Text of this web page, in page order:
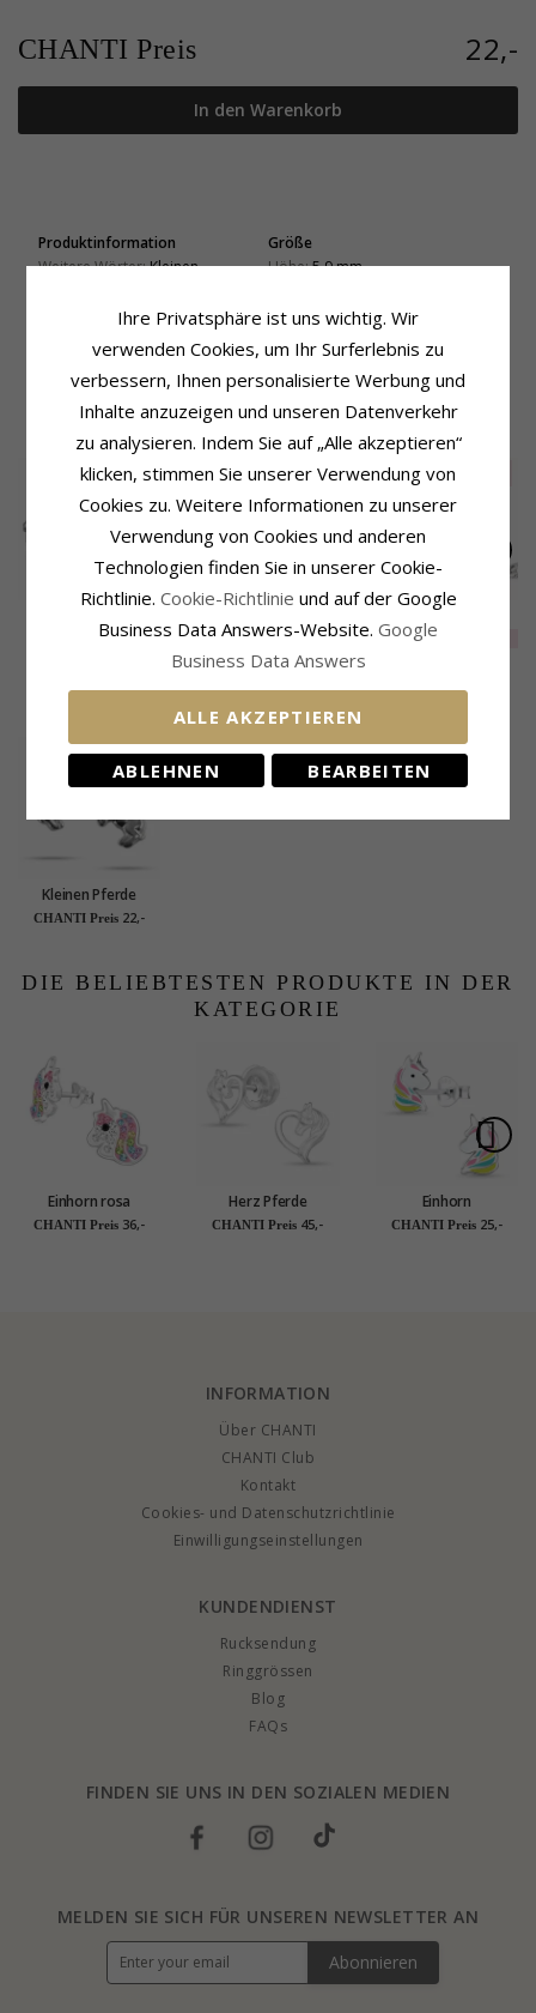
CHANTI Preis 22,-
In den Warenkorb
Produktinformation
Weitere Wörter:Kleinen
Ohrstecker
Oberfläche: Polierter
Größe
Höhe:5,9 mm
Lieferzeit
Lieferzeit:4-5 Werktage
KUNDEN KAUFTEN AUCH
Pferd Ohrringe in
CHANTI Preis 34,-
Silber
CHANTI Preis 41,-
SALE
BNH Anker runden
Halskette aus Silber
EXTRA
Kleinen Pferde
Ohrstecker in Silber
CHANTI Preis 22,-
DIE BELIEBTESTEN PRODUKTE IN DER
KATEGORIE
Einhorn rosa
Kinderohrringe in
CHANTI Preis 36,-
Herz Pferde
Ohrstecker in Silber -
CHANTI Preis 45,-
Einhorn
Kinderohrringe in
CHANTI Preis 25,-
INFORMATION
Über CHANTI
CHANTI Club
Kontakt
Cookies- und Datenschutzrichtlinie
Einwilligungseinstellungen
KUNDENDIENST
Rucksendung
Ringgrössen
Blog
FAQs
FINDEN SIE UNS IN DEN SOZIALEN MEDIEN
MELDEN SIE SICH FÜR UNSEREN NEWSLETTER AN
Abonnieren
Ihre Privatsphäre ist uns wichtig. Wir
verwenden Cookies, um Ihr Surferlebnis zu
verbessern, Ihnen personalisierte Werbung und
Inhalte anzuzeigen und unseren Datenverkehr
zu analysieren. Indem Sie auf „Alle akzeptieren“
klicken, stimmen Sie unserer Verwendung von
Cookies zu. Weitere Informationen zu unserer
Verwendung von Cookies und anderen
Technologien finden Sie in unserer Cookie-
Richtlinie. Cookie-Richtlinie und auf der Google
Business Data Answers-Website. Google
Business Data Answers
ALLE AKZEPTIEREN
ABLEHNEN BEARBEITEN